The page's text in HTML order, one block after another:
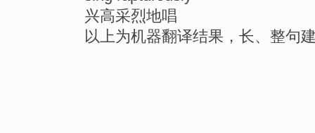
兴高采烈地唱
以上为机器翻译结果，长、整句